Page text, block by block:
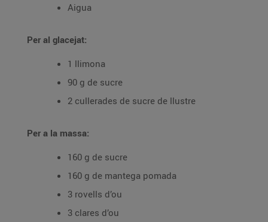
Aigua
Per al glacejat:
1 llimona
90 g de sucre
2 cullerades de sucre de llustre
Per a la massa:
160 g de sucre
160 g de mantega pomada
3 rovells d’ou
3 clares d’ou